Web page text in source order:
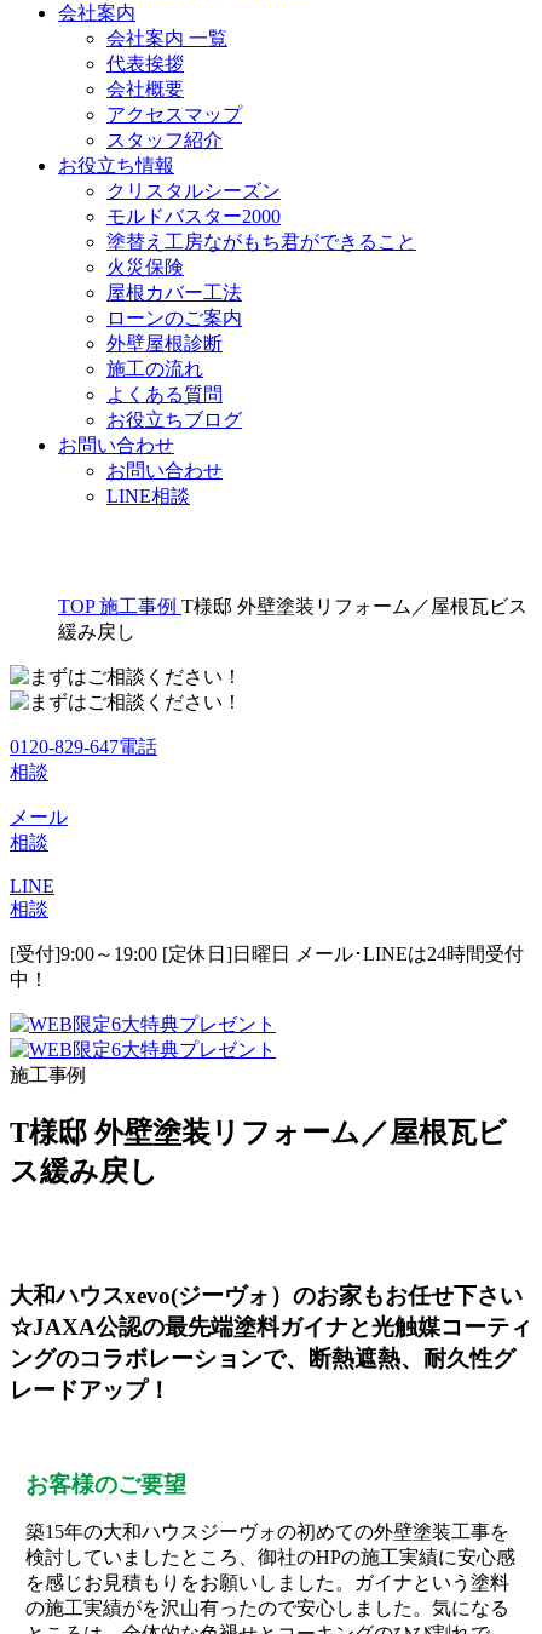
会社案内
会社案内 一覧
代表挨拶
会社概要
アクセスマップ
スタッフ紹介
お役立ち情報
クリスタルシーズン
モルドバスター2000
塗替え工房ながもち君ができること
火災保険
屋根カバー工法
ローンのご案内
外壁屋根診断
施工の流れ
よくある質問
お役立ちブログ
お問い合わせ
お問い合わせ
LINE相談
TOP 施工事例 T様邸 外壁塗装リフォーム／屋根瓦ビス
緩み戻し
0120-829-647電話
相談
メール
相談
LINE
相談
[受付]9:00～19:00 [定休日]日曜日
メール･LINEは24時間受付
中！
施工事例
T様邸 外壁塗装リフォーム／屋根瓦ビ
ス緩み戻し
大和ハウスxevo(ジーヴォ）のお家もお任せ下さい
☆JAXA公認の最先端塗料ガイナと光触媒コーティ
ングのコラボレーションで、断熱遮熱、耐久性グ
レードアップ！
お客様のご要望
築15年の大和ハウスジーヴォの初めての外壁塗装工事を
検討していましたところ、御社のHPの施工実績に安心感
を感じお見積もりをお願いしました。ガイナという塗料
の施工実績がを沢山有ったので安心しました。気になる